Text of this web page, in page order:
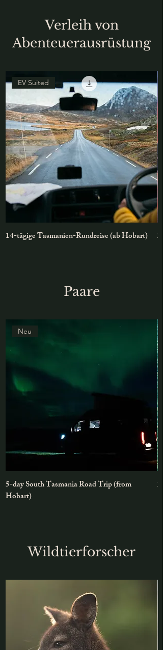
Verleih von
Abenteuerausrüstung
EV Suited
14-tägige Tasmanien-Rundreise (ab Hobart)
Paare
Neu
5-day South Tasmania Road Trip (from
Hobart)
Wildtierforscher